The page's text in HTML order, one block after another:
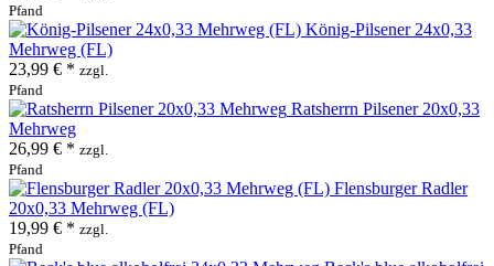
Pfand
König-Pilsener 24x0,33
Mehrweg (FL)
23,99 € * zzgl.
Pfand
Ratsherrn Pilsener 20x0,33
Mehrweg
26,99 € * zzgl.
Pfand
Flensburger Radler
20x0,33 Mehrweg (FL)
19,99 € * zzgl.
Pfand